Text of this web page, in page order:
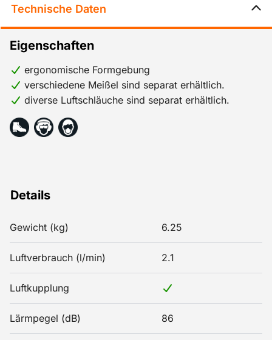
Technische Daten
Details
Gewicht (kg) 6.25
Luftverbrauch (l/min) 2.1
Luftkupplung
Lärmpegel (dB) 86
Eigenschaften
ergonomische Formgebung
verschiedene Meißel sind separat erhältlich.
diverse Luftschläuche sind separat erhältlich.